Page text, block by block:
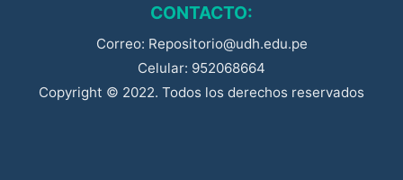
CONTACTO:
Correo: Repositorio@udh.edu.pe
Celular: 952068664
Copyright © 2022. Todos los derechos reservados